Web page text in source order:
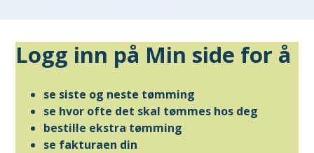
Logg inn på Min side for å
se siste og neste tømming
se hvor ofte det skal tømmes hos deg
bestille ekstra tømming
se fakturaen din